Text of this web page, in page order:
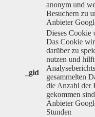
anonym und
Besuchern zu
Anbieter
_gid
Dieses Cookie
Das Cookie
darüber zu
nutzen und
gesammelten
die Anzahl der
gekommen
Anbieter
Stunden